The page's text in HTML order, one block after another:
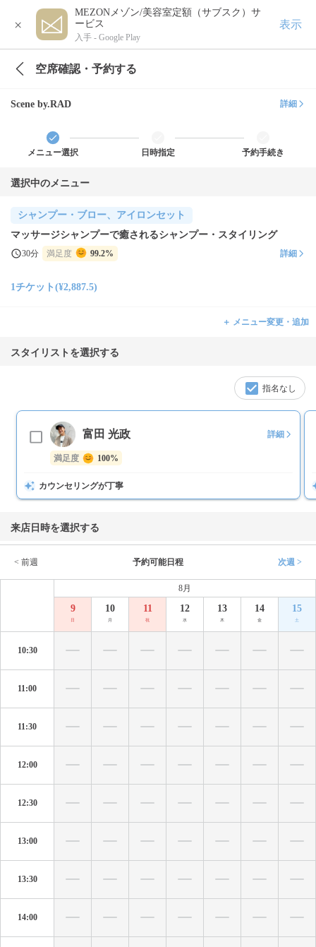
×
MEZONメゾン/美容室定額（サブスク）サ
ービス
入手 - Google Play
表示
空席確認・予約する
Scene by.RAD 詳細
メニュー選択 日時指定 予約手続き
選択中のメニュー
シャンプー・ブロー、アイロンセット
マッサージシャンプーで癒されるシャンプー・スタイリング
30分 満足度 99.2% 詳細
1チケット(¥2,887.5)
＋ メニュー変更・追加
スタイリストを選択する
指名なし
富田 光政 詳細
満足度 100%
カウンセリングが丁寧
来店日時を選択する
< 前週 予約可能日程 次週 >
8月
9
日
10
月
11
祝
12
水
13
木
14
金
15
土
10:30
11:00
11:30
12:00
12:30
13:00
13:30
14:00